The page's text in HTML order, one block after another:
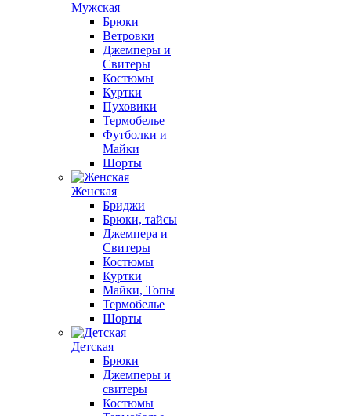
Мужская
Брюки
Ветровки
Джемперы и
Свитеры
Костюмы
Куртки
Пуховики
Термобелье
Футболки и
Майки
Шорты
Женская
Бриджи
Брюки, тайсы
Джемпера и
Свитеры
Костюмы
Куртки
Майки, Топы
Термобелье
Шорты
Детская
Брюки
Джемперы и
свитеры
Костюмы